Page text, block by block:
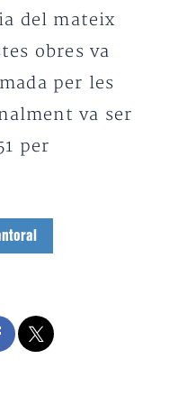
del mateix
obres va
per les
va ser
per